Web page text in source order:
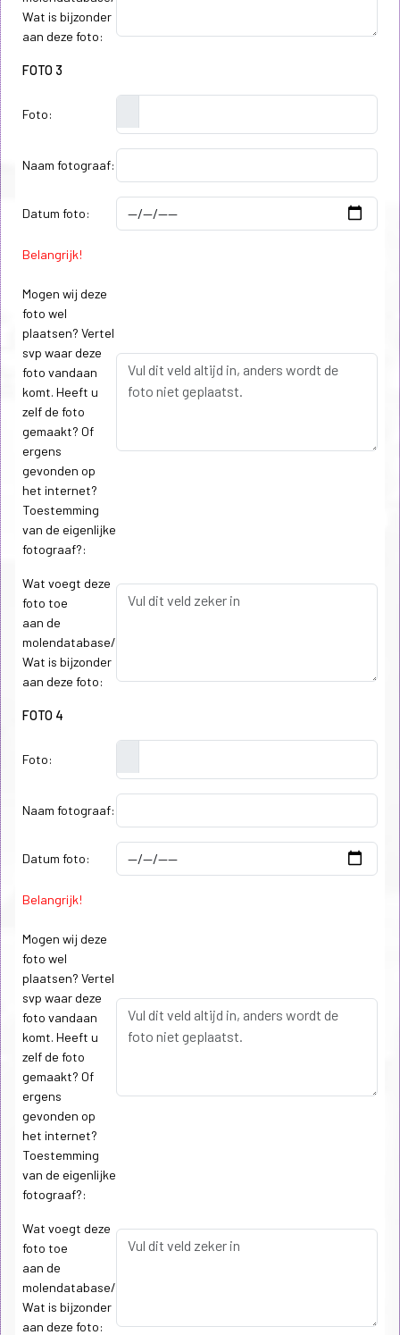
Wat is bijzonder
aan deze foto:
FOTO 3
Foto:
Naam fotograaf:
Datum foto:
Belangrijk!
Mogen wij deze
foto wel
plaatsen? Vertel
svp waar deze
foto vandaan
komt. Heeft u
zelf de foto
gemaakt? Of
ergens
gevonden op
het internet?
Toestemming
van de eigenlijke
fotograaf?:
Wat voegt deze
foto toe
aan de
molendatabase/
Wat is bijzonder
aan deze foto:
FOTO 4
Foto:
Naam fotograaf:
Datum foto:
Belangrijk!
Mogen wij deze
foto wel
plaatsen? Vertel
svp waar deze
foto vandaan
komt. Heeft u
zelf de foto
gemaakt? Of
ergens
gevonden op
het internet?
Toestemming
van de eigenlijke
fotograaf?:
Wat voegt deze
foto toe
aan de
molendatabase/
Wat is bijzonder
aan deze foto: